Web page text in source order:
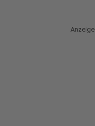
Anzeige